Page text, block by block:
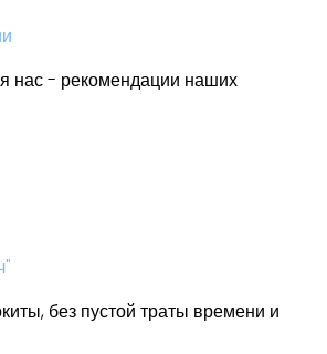
нас - рекомендации наших
без пустой траты времени и